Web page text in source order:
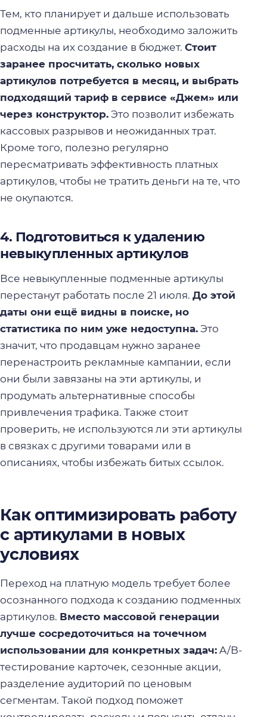
Тем, кто планирует и дальше использовать
подменные артикулы, необходимо заложить
расходы на их создание в бюджет. Стоит
заранее просчитать, сколько новых
артикулов потребуется в месяц, и выбрать
подходящий тариф в сервисе «Джем» или
через конструктор. Это позволит избежать
кассовых разрывов и неожиданных трат.
Кроме того, полезно регулярно
пересматривать эффективность платных
артикулов, чтобы не тратить деньги на те, что
не окупаются.
4. Подготовиться к удалению
невыкупленных артикулов
Все невыкупленные подменные артикулы
перестанут работать после 21 июля. До этой
даты они ещё видны в поиске, но
статистика по ним уже недоступна. Это
значит, что продавцам нужно заранее
перенастроить рекламные кампании, если
они были завязаны на эти артикулы, и
продумать альтернативные способы
привлечения трафика. Также стоит
проверить, не используются ли эти артикулы
в связках с другими товарами или в
описаниях, чтобы избежать битых ссылок.
Как оптимизировать работу
с артикулами в новых
условиях
Переход на платную модель требует более
осознанного подхода к созданию подменных
артикулов. Вместо массовой генерации
лучше сосредоточиться на точечном
использовании для конкретных задач: A/B-
тестирование карточек, сезонные акции,
разделение аудиторий по ценовым
сегментам. Такой подход поможет